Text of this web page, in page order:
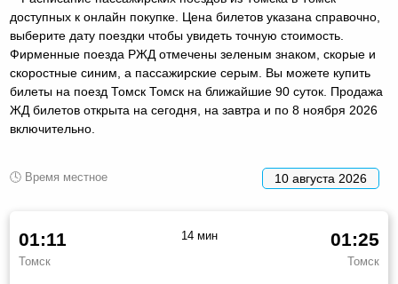
доступных к онлайн покупке. Цена билетов указана справочно,
выберите дату поездки чтобы увидеть точную стоимость.
Фирменные поезда РЖД отмечены зеленым знаком, скорые и
скоростные синим, а пассажирские серым. Вы можете купить
билеты на поезд Томск Томск на ближайшие 90 суток. Продажа
ЖД билетов открыта на сегодня, на завтра и по 8 ноября 2026
включительно.
🕓 Время местное 10 августа 2026
01:11
Томск
01:25
Томск
14 мин